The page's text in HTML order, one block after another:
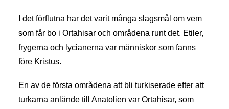
I det förflutna har det varit många slagsmål om vem
som får bo i Ortahisar och områdena runt det. Etiler,
frygerna och lycianerna var människor som fanns
före Kristus.
En av de första områdena att bli turkiserade efter att
turkarna anlände till Anatolien var Ortahisar, som